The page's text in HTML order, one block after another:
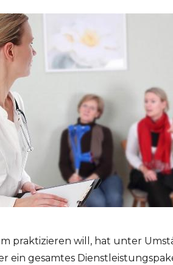
praktizieren will, hat unter
ein gesamtes